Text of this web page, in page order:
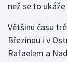
Moderní
než se to
Většinu času
Březinou i v
Rafaelem a